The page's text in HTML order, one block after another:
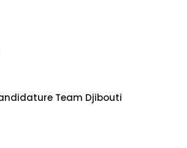
Team Djibouti